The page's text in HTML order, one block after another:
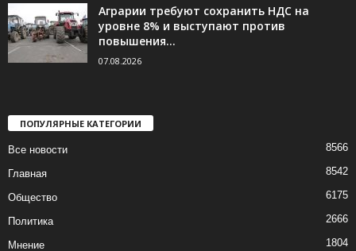
Аграрии требуют сохранить НДС на
уровне 8% и выступают против
повышения...
07.08.2026
ПОПУЛЯРНЫЕ КАТЕГОРИИ
Все новости 8566
Главная 8542
Общество 6175
Политика 2666
Мнение 1804